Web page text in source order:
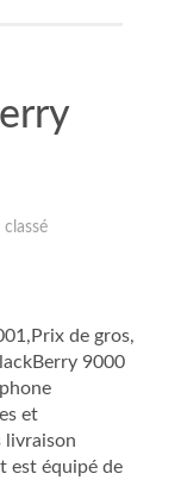
classé
de gros,
9000
et
livraison
est équipé de